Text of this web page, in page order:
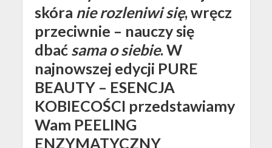
skóra nie rozleniwi się, wręcz
przeciwnie – nauczy się
dbać sama o siebie. W
najnowszej edycji PURE
BEAUTY – ESENCJA
KOBIECOŚCI przedstawiamy
Wam PEELING
ENZYMATYCZNY